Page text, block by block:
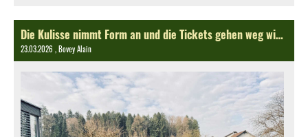
Die Kulisse nimmt Form an und die Tickets gehen weg wie warme Weggli
23.03.2026 , Bovey Alain